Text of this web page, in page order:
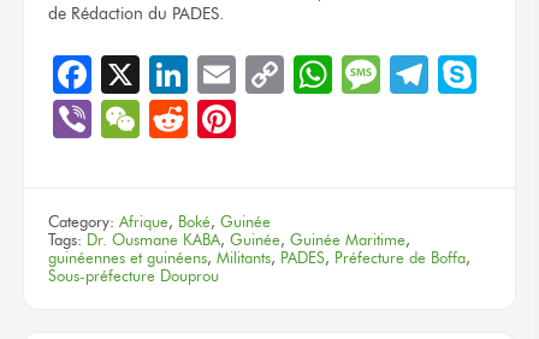
de Rédaction du PADES.
Facebook
X LinkedIn
EmailCopyWhatsApp
Message
ViberWeChat
Reddit
Category: Afrique, Boké, Guinée
Tags: Dr. Ousmane KABA, Guinée, Guinée Maritime,
guinéennes et guinéens, Militants, PADES, Préfecture de Boffa,
Sous-préfecture Douprou